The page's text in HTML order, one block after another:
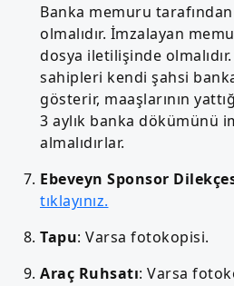
Banka memuru tarafından
olmalıdır. İmzalayan
dosya iletilişinde
sahipleri kendi şahsi
gösterir, maaşlarının
3 aylık banka dökümünü
almalıdırlar.
Ebeveyn Sponsor
tıklayınız.
Tapu: Varsa fotokopisi.
Araç Ruhsatı: Varsa